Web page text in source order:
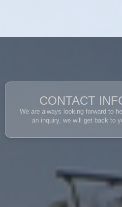
CONTACT
We are always looking forward to
an inquiry, we will get back to